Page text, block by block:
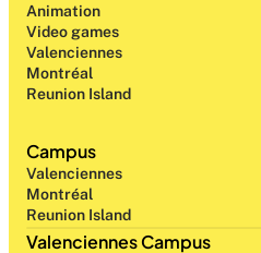
Campus
Valenciennes
Montréal
Reunion Island
Animation
Video games
Valenciennes
Montréal
Reunion Island
Valenciennes Campus